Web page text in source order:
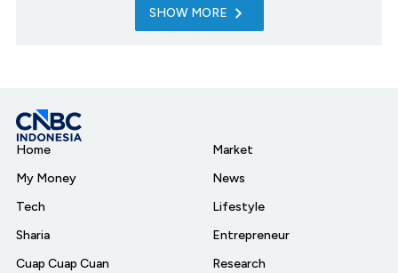
SHOW MORE
Home
My Money
Tech
Sharia
Cuap Cuap Cuan
Market
News
Lifestyle
Entrepreneur
Research